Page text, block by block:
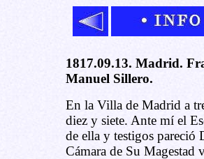
1817.09.13. Madrid.
Manuel Sillero.
En la Villa de Madrid a
diez y siete. Ante mí el
de ella y testigos pareció
Cámara de Su